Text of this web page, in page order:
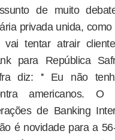
de muito
privada unida,
tentar atrair
para República
diz: '' Eu não
americanos. O
de Banking
é novidade para a